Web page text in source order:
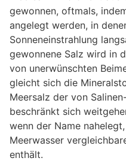
gewonnen, oftmals,
angelegt werden, in
Sonneneinstrahlung
gewonnene Salz wird in
von unerwünschten
gleicht sich die
Meersalz der von
beschränkt sich
wenn der Name
Meerwasser
enthält.